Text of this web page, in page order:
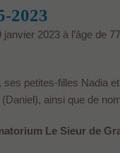
2023
2023 à l’âge de
petites-filles Nadia
ainsi que de
Le Sieur de